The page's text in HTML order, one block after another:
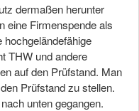
dermaßen herunter
eine Firmenspende als
THW und andere
auf den Prüfstand. Man
Prüfstand zu stellen.
unten gegangen.